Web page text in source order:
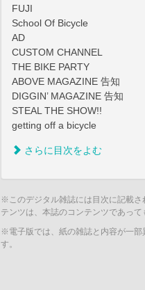
FUJI
School Of Bicycle
AD
CUSTOM CHANNEL
THE BIKE PARTY
ABOVE MAGAZINE 告知
DIGGIN’ MAGAZINE 告知
STEAL THE SHOW!!
getting off a bicycle
さらに目次をよむ
※このデジタル雑誌には目次に記載
テンツは、本誌のコンテンツであって
※電子版では、紙の雑誌と内容が一部
す。